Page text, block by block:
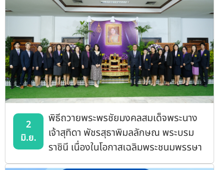
2
มิ.ย.
พิธีถวายพระพรชัยมงคลสมเด็จพระนาง
เจ้าสุทิดา พัชรสุธาพิมลลักษณ พระบรม
ราชินี เนื่องในโอกาสเฉลิมพระชนมพรรษา
3 มิถุนายน 2569